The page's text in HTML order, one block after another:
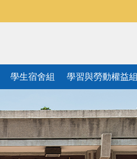
學生宿舍組 學習與勞動權益組